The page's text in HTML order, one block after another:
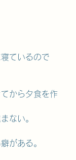
ているので
から夕食を作
ない。
がある。